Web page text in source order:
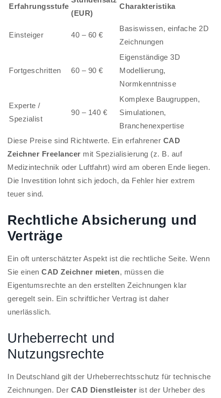
Erfahrungsstufe
(EUR)
Charakteristika
Einsteiger 40 – 60 €
Basiswissen, einfache 2D
Zeichnungen
Fortgeschritten 60 – 90 €
Eigenständige 3D
Modellierung,
Normkenntnisse
Experte /
Spezialist
90 – 140 €
Komplexe Baugruppen,
Simulationen,
Branchenexpertise
Diese Preise sind Richtwerte. Ein erfahrener CAD
Zeichner Freelancer mit Spezialisierung (z. B. auf
Medizintechnik oder Luftfahrt) wird am oberen Ende liegen.
Die Investition lohnt sich jedoch, da Fehler hier extrem
teuer sind.
Rechtliche Absicherung und
Verträge
Ein oft unterschätzter Aspekt ist die rechtliche Seite. Wenn
Sie einen CAD Zeichner mieten, müssen die
Eigentumsrechte an den erstellten Zeichnungen klar
geregelt sein. Ein schriftlicher Vertrag ist daher
unerlässlich.
Urheberrecht und
Nutzungsrechte
In Deutschland gilt der Urheberrechtsschutz für technische
Zeichnungen. Der CAD Dienstleister ist der Urheber des